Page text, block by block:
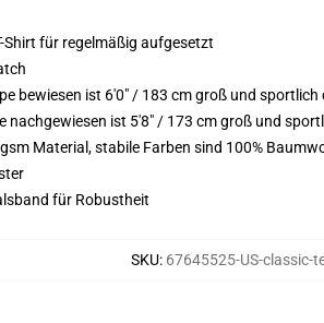
Shirt für regelmäßig aufgesetzt
bewiesen ist 6'0" / 183 cm groß und sportlich
nachgewiesen ist 5'8" / 173 cm groß und
Material, stabile Farben sind 100%
für Robustheit
SKU: 67645525-US-classic-